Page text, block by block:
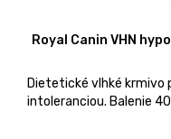
Royal Canin VHN
Dietetické vlhké krmivo
intoleranciou. Balenie